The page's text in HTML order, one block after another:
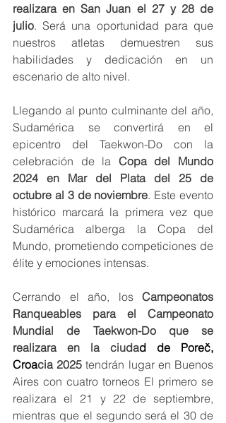
realizara en San Juan el 27 y 28 de
julio. Será una oportunidad para que
nuestros atletas demuestren sus
habilidades y dedicación en un
escenario de alto nivel.
Llegando al punto culminante del año,
Sudamérica se convertirá en el
epicentro del Taekwon-Do con la
celebración de la Copa del Mundo
2024 en Mar del Plata del 25 de
octubre al 3 de noviembre. Este evento
histórico marcará la primera vez que
Sudamérica alberga la Copa del
Mundo, prometiendo competiciones de
élite y emociones intensas.
Cerrando el año, los Campeonatos
Ranqueables para el Campeonato
Mundial de Taekwon-Do que se
realizara en la ciudad de Poreč,
Croacia 2025 tendrán lugar en Buenos
Aires con cuatro torneos El primero se
realizara el 21 y 22 de septiembre,
mientras que el segundo será el 30 de